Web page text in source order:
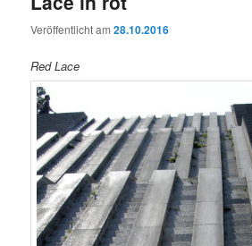
Veröffentlicht am28.10.2016
Red Lace